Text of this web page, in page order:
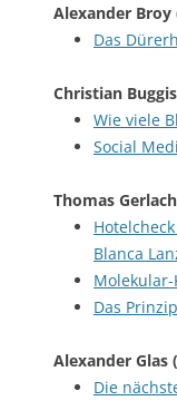
Alexander Broy
Das
Christian
Wie viele
Social
Thomas Gerlach
Blanca
Das
Alexander Glas
Die